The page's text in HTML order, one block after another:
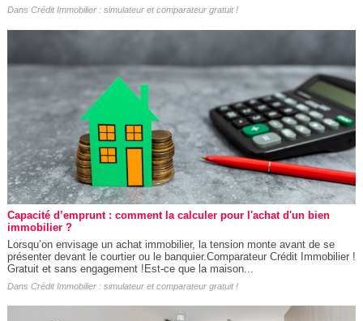
Dans Crédit Immobilier : simulateur et comparateur gratuit !
Capacité d’emprunt : comment la calculer pour l'achat d'un bien
immobilier ?
Lorsqu’on envisage un achat immobilier, la tension monte avant de se
présenter devant le courtier ou le banquier.Comparateur Crédit Immobilier !
Gratuit et sans engagement !Est-ce que la maison...
Dans Crédit Immobilier : simulateur et comparateur gratuit !